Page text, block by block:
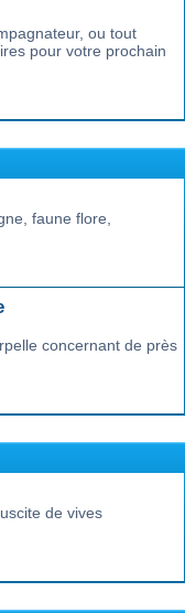
ou tout
pour votre prochain
faune flore,
concernant de près
de vives